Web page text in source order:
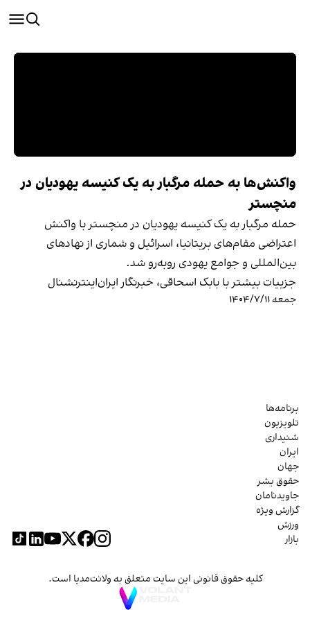
واکنش‌ها به حمله مرگبار به یک کنیسه یهودیان در
منچستر
حمله مرگبار به یک کنیسه یهودیان در منچستر با واکنش
اعتراضی مقام‌های بریتانیا، اسرائیل و شماری از نهادهای
بین‌المللی و جوامع یهودی روبه‌رو شد.
جزییات بیشتر با بابک اسحاقی، خبرنگار ایران‌اینترنشنال
جمعه ۱۴۰۴/۷/۱۱
برنامه‌ها
تلویزیون
شنیداری
ایران
جهان
حقوق بشر
جاویدنامان
گزارش ویژه
ورزش
بازار
کلیه حقوق قانونی این سایت متعلق به ولانت‌مدیا است.